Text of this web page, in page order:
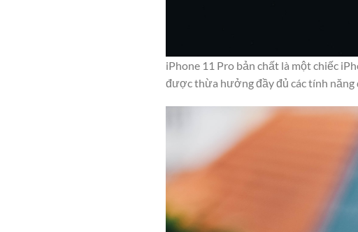
iPhone 11 Pro bản chất là một chiếc
được thừa hưởng đầy đủ các tính năng